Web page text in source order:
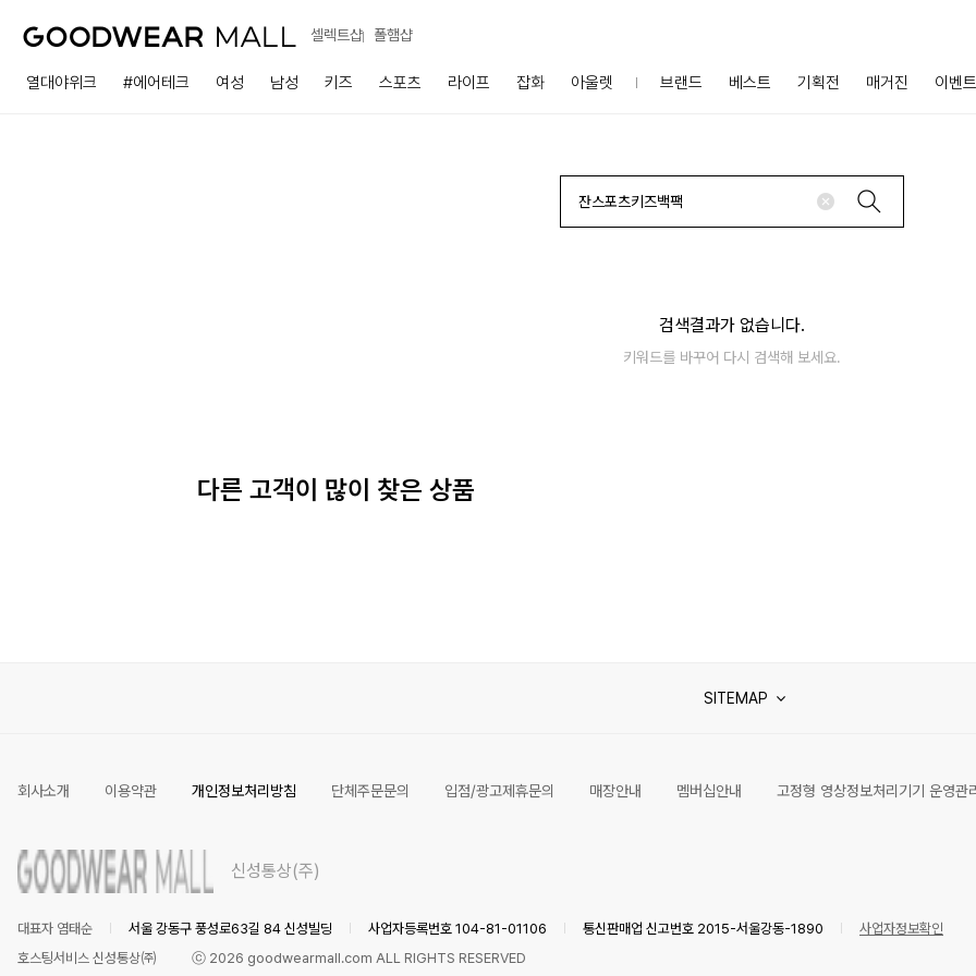
셀렉트샵 폴햄샵
열대야위크 #에어테크 여성 남성 키즈 스포츠 라이프 잡화 아울렛 브랜드 베스트 기획전 매거진 이벤트
검색결과가 없습니다.
키워드를 바꾸어 다시 검색해 보세요.
다른 고객이 많이 찾은 상품
SITEMAP
회사소개 이용약관 개인정보처리방침 단체주문문의 입점/광고제휴문의 매장안내 멤버십안내 고정형 영상정보처리기기 운영관
신성통상(주)
대표자 염태순 서울 강동구 풍성로63길 84 신성빌딩 사업자등록번호 104-81-01106 통신판매업 신고번호 2015-서울강동-1890 사업자정보확인
호스팅서비스 신성통상㈜
ⓒ 2026 goodwearmall.com ALL RIGHTS RESERVED